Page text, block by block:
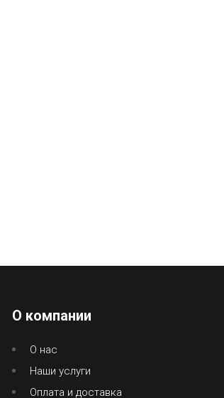
О компании
О нас
Наши услуги
Оплата и доставка